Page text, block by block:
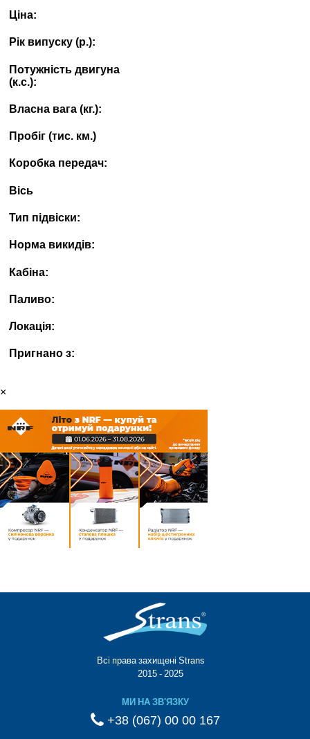
Ціна:
Рік випуску (p.):
Потужність двигуна
(к.с.):
Власна вага (кг.):
Пробіг (тис. км.)
Коробка передач:
Вісь
Тип підвіски:
Норма викидів:
Кабіна:
Паливо:
Локація:
Пригнано з:
×
Всі права захищені Strans®
© 2015 - 2025
МИ НА ЗВ'ЯЗКУ
+38 (067) 00 00 167